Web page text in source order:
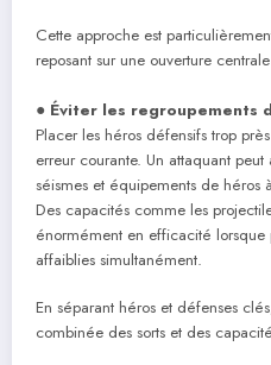
Cette approche est
reposant sur une ouverture
● Éviter les regroupements
Placer les héros défensifs trop
erreur courante. Un attaquant
séismes et équipements de héros
Des capacités comme les
énormément en efficacité lorsque
affaiblies simultanément.
En séparant héros et défenses
combinée des sorts et des